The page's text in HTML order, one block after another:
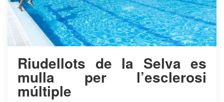
​Riudellots de la Selva es
mulla per l’esclerosi
múltiple